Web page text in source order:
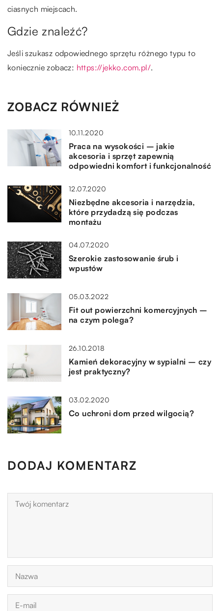
ciasnych miejscach.
Gdzie znaleźć?
Jeśli szukasz odpowiednego sprzętu różnego typu to
koniecznie zobacz: https://jekko.com.pl/.
ZOBACZ RÓWNIEŻ
10.11.2020
Praca na wysokości – jakie
akcesoria i sprzęt zapewnią
odpowiedni komfort i funkcjonalność
12.07.2020
Niezbędne akcesoria i narzędzia,
które przydadzą się podczas
montażu
04.07.2020
Szerokie zastosowanie śrub i
wpustów
05.03.2022
Fit out powierzchni komercyjnych –
na czym polega?
26.10.2018
Kamień dekoracyjny w sypialni – czy
jest praktyczny?
03.02.2020
Co uchroni dom przed wilgocią?
DODAJ KOMENTARZ